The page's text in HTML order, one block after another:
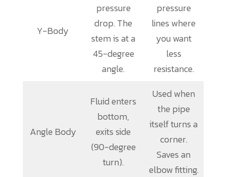
Y-Body
pressure
drop. The
stem is at a
45-degree
angle.
pressure
lines where
you want
less
resistance.
Angle Body
Fluid enters
bottom,
exits side
(90-degree
turn).
Used when
the pipe
itself turns a
corner.
Saves an
elbow fitting.